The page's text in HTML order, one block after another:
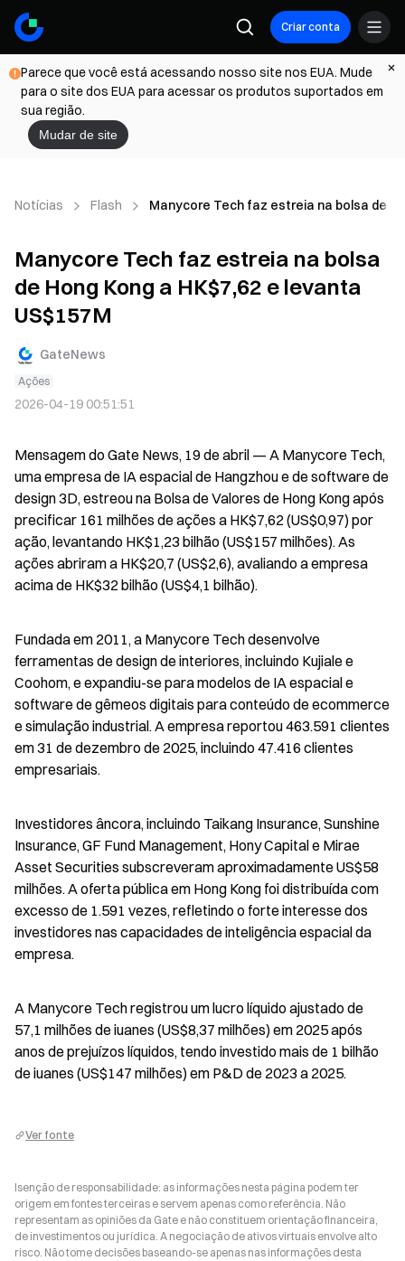
Criar conta
Parece que você está acessando nosso site nos EUA. Mude
para o site dos EUA para acessar os produtos suportados em
sua região.
Mudar de site
Notícias Flash Manycore Tech faz estreia na bolsa de
Manycore Tech faz estreia na bolsa
de Hong Kong a HK$7,62 e levanta
US$157M
GateNews
Ações
2026-04-19 00:51:51
Mensagem do Gate News, 19 de abril — A Manycore Tech,
uma empresa de IA espacial de Hangzhou e de software de
design 3D, estreou na Bolsa de Valores de Hong Kong após
precificar 161 milhões de ações a HK$7,62 (US$0,97) por
ação, levantando HK$1,23 bilhão (US$157 milhões). As
ações abriram a HK$20,7 (US$2,6), avaliando a empresa
acima de HK$32 bilhão (US$4,1 bilhão).
Fundada em 2011, a Manycore Tech desenvolve
ferramentas de design de interiores, incluindo Kujiale e
Coohom, e expandiu-se para modelos de IA espacial e
software de gêmeos digitais para conteúdo de ecommerce
e simulação industrial. A empresa reportou 463.591 clientes
em 31 de dezembro de 2025, incluindo 47.416 clientes
empresariais.
Investidores âncora, incluindo Taikang Insurance, Sunshine
Insurance, GF Fund Management, Hony Capital e Mirae
Asset Securities subscreveram aproximadamente US$58
milhões. A oferta pública em Hong Kong foi distribuída com
excesso de 1.591 vezes, refletindo o forte interesse dos
investidores nas capacidades de inteligência espacial da
empresa.
A Manycore Tech registrou um lucro líquido ajustado de
57,1 milhões de iuanes (US$8,37 milhões) em 2025 após
anos de prejuízos líquidos, tendo investido mais de 1 bilhão
de iuanes (US$147 milhões) em P&D de 2023 a 2025.
Ver fonte
Isenção de responsabilidade: as informações nesta página podem ter
origem em fontes terceiras e servem apenas como referência. Não
representam as opiniões da Gate e não constituem orientação financeira,
de investimentos ou jurídica. A negociação de ativos virtuais envolve alto
risco. Não tome decisões baseando-se apenas nas informações desta